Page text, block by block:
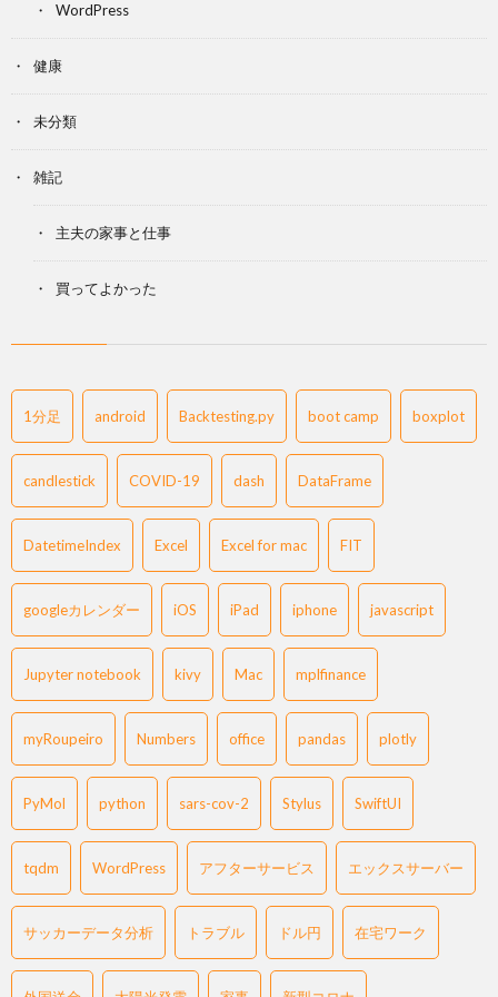
WordPress
健康
未分類
雑記
主夫の家事と仕事
買ってよかった
1分足 android Backtesting.py boot camp boxplot
candlestick COVID-19 dash DataFrame
DatetimeIndex Excel Excel for mac FIT
googleカレンダー iOS iPad iphone javascript
Jupyter notebook kivy Mac mplfinance
myRoupeiro Numbers office pandas plotly
PyMol python sars-cov-2 Stylus SwiftUI
tqdm WordPress アフターサービス エックスサーバー
サッカーデータ分析 トラブル ドル円 在宅ワーク